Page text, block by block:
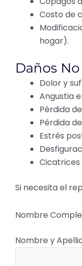
Costo de
hogar).
Daños
Dolor y
Angustia
Pérdida
Pérdida
Estrés
Si necesita el
Nombre
Nombre y